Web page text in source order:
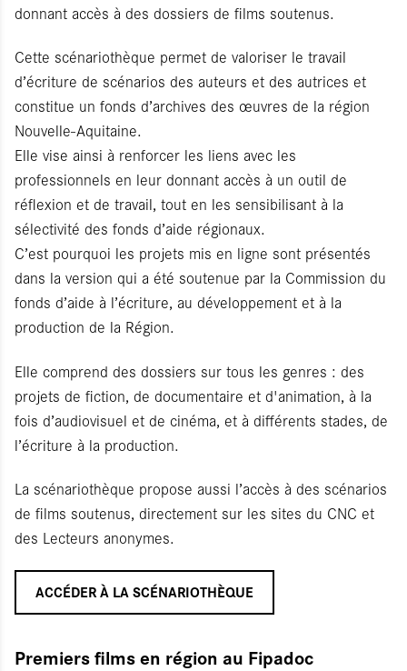
donnant accès à des dossiers de films soutenus.
Cette scénariothèque permet de valoriser le travail
d’écriture de scénarios des auteurs et des autrices et
constitue un fonds d’archives des œuvres de la région
Nouvelle-Aquitaine.
Elle vise ainsi à renforcer les liens avec les
professionnels en leur donnant accès à un outil de
réflexion et de travail, tout en les sensibilisant à la
sélectivité des fonds d’aide régionaux.
C’est pourquoi les projets mis en ligne sont présentés
dans la version qui a été soutenue par la Commission du
fonds d’aide à l’écriture, au développement et à la
production de la Région.
Elle comprend des dossiers sur tous les genres : des
projets de fiction, de documentaire et d'animation, à la
fois d’audiovisuel et de cinéma, et à différents stades, de
l’écriture à la production.
La scénariothèque propose aussi l’accès à des scénarios
de films soutenus, directement sur les sites du CNC et
des Lecteurs anonymes.
ACCÉDER À LA SCÉNARIOTHÈQUE
Premiers films en région au Fipadoc